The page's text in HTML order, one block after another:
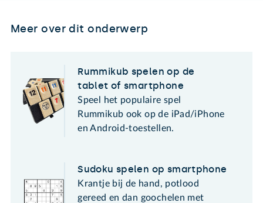
Meer over dit onderwerp
Rummikub spelen op de
tablet of smartphone
Speel het populaire spel
Rummikub ook op de iPad/iPhone
en Android-toestellen.
Sudoku spelen op smartphone
Krantje bij de hand, potlood
gereed en dan goochelen met